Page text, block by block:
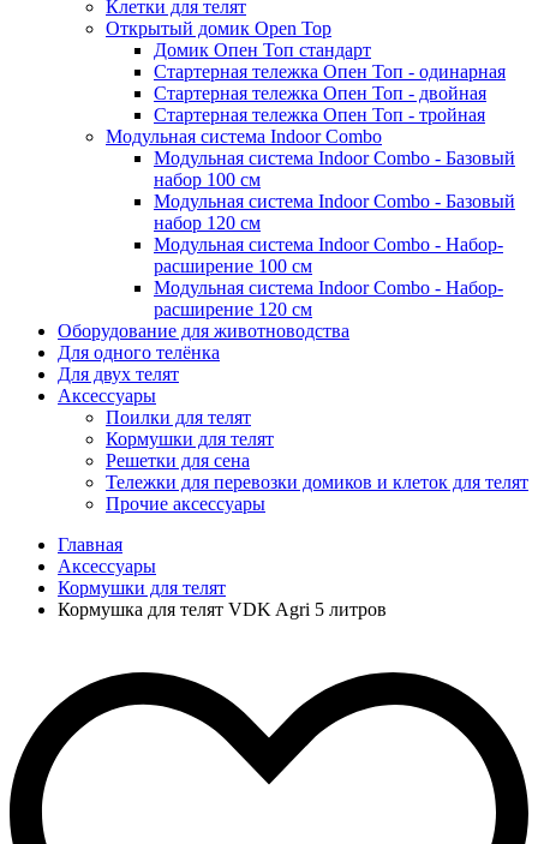
Клетки для телят
Открытый домик Open Top
Домик Опен Топ стандарт
Стартерная тележка Опен Топ - одинарная
Стартерная тележка Опен Топ - двойная
Стартерная тележка Опен Топ - тройная
Модульная система Indoor Combo
Модульная система Indoor Combo - Базовый
набор 100 см
Модульная система Indoor Combo - Базовый
набор 120 см
Модульная система Indoor Combo - Набор-
расширение 100 см
Модульная система Indoor Combo - Набор-
расширение 120 см
Оборудование для животноводства
Для одного телёнка
Для двух телят
Аксессуары
Поилки для телят
Кормушки для телят
Решетки для сена
Тележки для перевозки домиков и клеток для телят
Прочие аксессуары
Главная
Аксессуары
Кормушки для телят
Кормушка для телят VDK Agri 5 литров